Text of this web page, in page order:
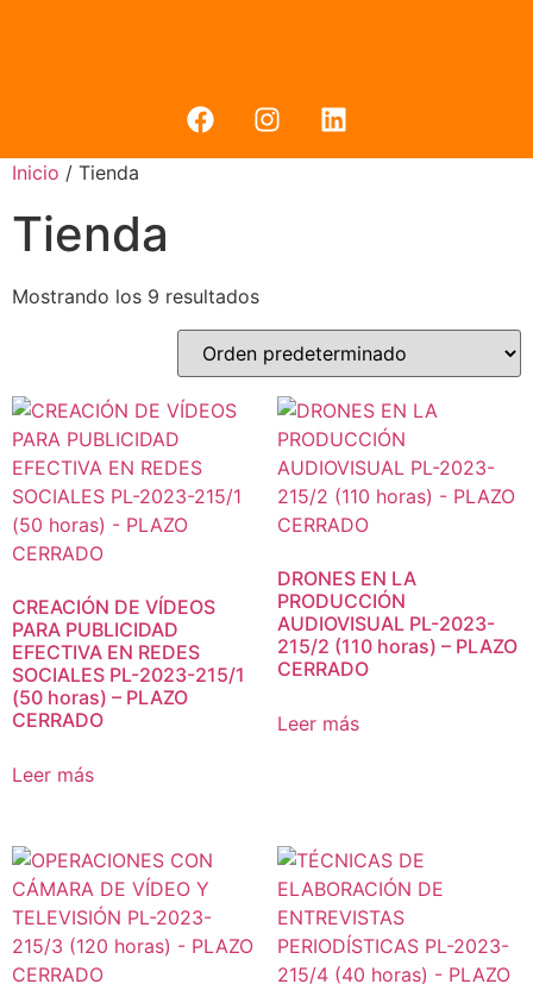
Inicio / Tienda
Tienda
Mostrando los 9 resultados
CREACIÓN DE VÍDEOS
PARA PUBLICIDAD
EFECTIVA EN REDES
SOCIALES PL-2023-215/1
(50 horas) – PLAZO
CERRADO
Leer más
DRONES EN LA
PRODUCCIÓN
AUDIOVISUAL PL-2023-
215/2 (110 horas) – PLAZO
CERRADO
Leer más